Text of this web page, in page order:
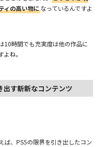
ィの高い物になっているんですよ
10時間でも充実度は他の作品に
ね。
出す斬新なコンテンツ
ば、PS5の限界を引き出したコン